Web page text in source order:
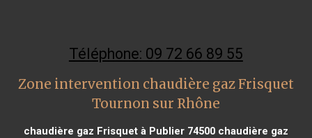
Téléphone: 09 72 66 89 55
Zone intervention chaudière gaz Frisquet
Tournon sur Rhône
chaudière gaz Frisquet à Publier 74500chaudière gaz